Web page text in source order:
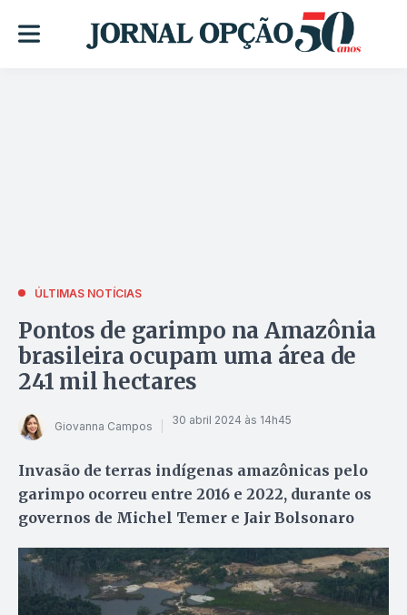
ÚLTIMAS NOTÍCIAS
Pontos de garimpo na Amazônia
brasileira ocupam uma área de
241 mil hectares
Giovanna Campos 30 abril 2024 às 14h45
Invasão de terras indígenas amazônicas pelo
garimpo ocorreu entre 2016 e 2022, durante os
governos de Michel Temer e Jair Bolsonaro